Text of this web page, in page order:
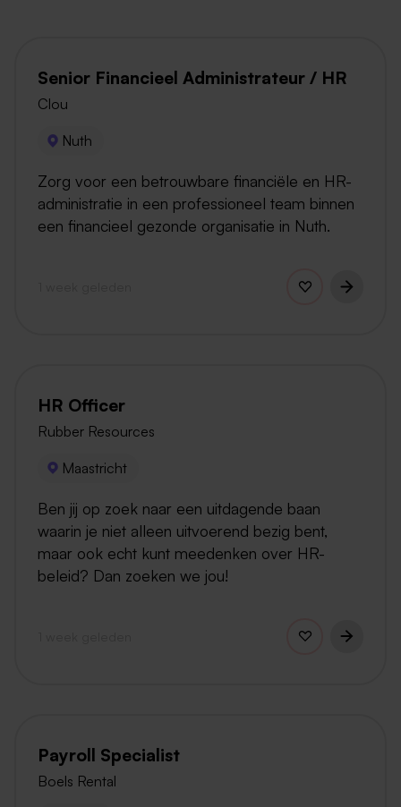
Senior Financieel Administrateur / HR
Clou
Nuth
Zorg voor een betrouwbare financiële en HR-
administratie in een professioneel team binnen
een financieel gezonde organisatie in Nuth.
HR Officer
Rubber Resources
Maastricht
Ben jij op zoek naar een uitdagende baan
waarin je niet alleen uitvoerend bezig bent,
maar ook echt kunt meedenken over HR-
beleid? Dan zoeken we jou!
Payroll Specialist
Boels Rental